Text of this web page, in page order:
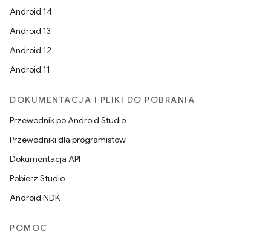
Android 14
Android 13
Android 12
Android 11
DOKUMENTACJA I PLIKI DO POBRANIA
Przewodnik po Android Studio
Przewodniki dla programistów
Dokumentacja API
Pobierz Studio
Android NDK
POMOC